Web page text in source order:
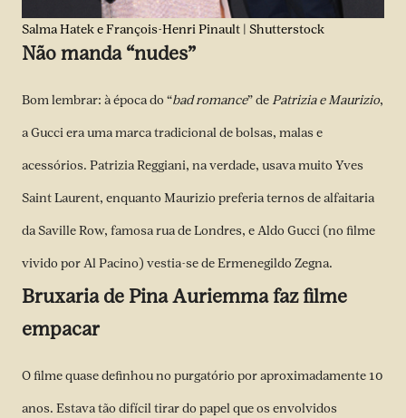
Salma Hatek e François-Henri Pinault | Shutterstock
Não manda “nudes”
Bom lembrar: à época do “bad romance” dePatrizia e Maurizio,
a Gucci era uma marca tradicional de bolsas, malas e
acessórios. Patrizia Reggiani, na verdade, usava muito Yves
Saint Laurent, enquanto Maurizio preferia ternos de alfaitaria
da Saville Row, famosa rua de Londres, e Aldo Gucci (no filme
vivido por Al Pacino) vestia-se de Ermenegildo Zegna.
Bruxaria de Pina Auriemma faz filme
empacar
O filme quase definhou no purgatório por aproximadamente 10
anos. Estava tão difícil tirar do papel que os envolvidos